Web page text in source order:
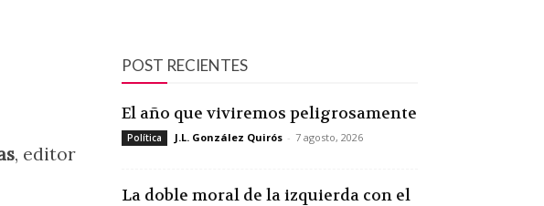
, editor
POST RECIENTES
El año que viviremos peligrosamente
Política J.L. González Quirós - 7 agosto, 2026
La doble moral de la izquierda con el